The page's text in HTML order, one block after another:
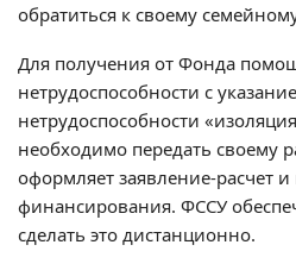
обратиться к своему
Для получения от Фонда
нетрудоспособности с
нетрудоспособности
необходимо передать своему
оформляет заявление-расчет
финансирования. ФССУ
сделать это дистанционно.